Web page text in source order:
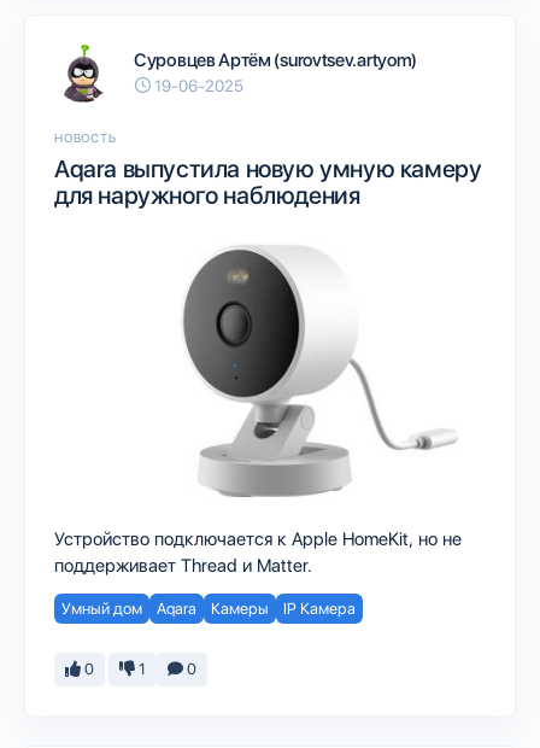
Суровцев Артём (surovtsev.artyom)
19-06-2025
НОВОСТЬ
Aqara выпустила новую умную камеру
для наружного наблюдения
Устройство подключается к Apple HomeKit, но не
поддерживает Thread и Matter.
Умный дом Aqara Камеры IP Камера
0 1 0